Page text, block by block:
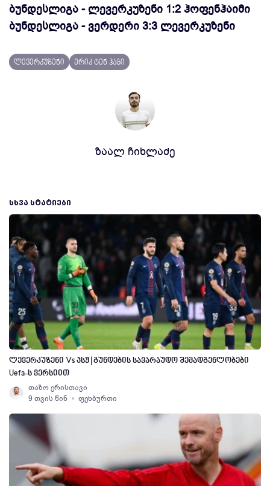
ბუნდესლიგა - ლევერკუზენი 1:2 ჰოფენჰაიმი
ბუნდესლიგა - ვერდერი 3:3 ლევერკუზენი
ლევერკუზენი ერიკ ტენ ჰაგი
ზაალ ჩიხლაძე
ᲡᲮᲕᲐ ᲡᲢᲐᲢᲘᲔᲑᲘ
ლევერკუზენი Vs პსჟ | გუნდების სავარაუდო შემადგენლობები
Uefa-ს ვერსიით
თაზო ერისთავი
9 თვის წინ
ფეხბურთი